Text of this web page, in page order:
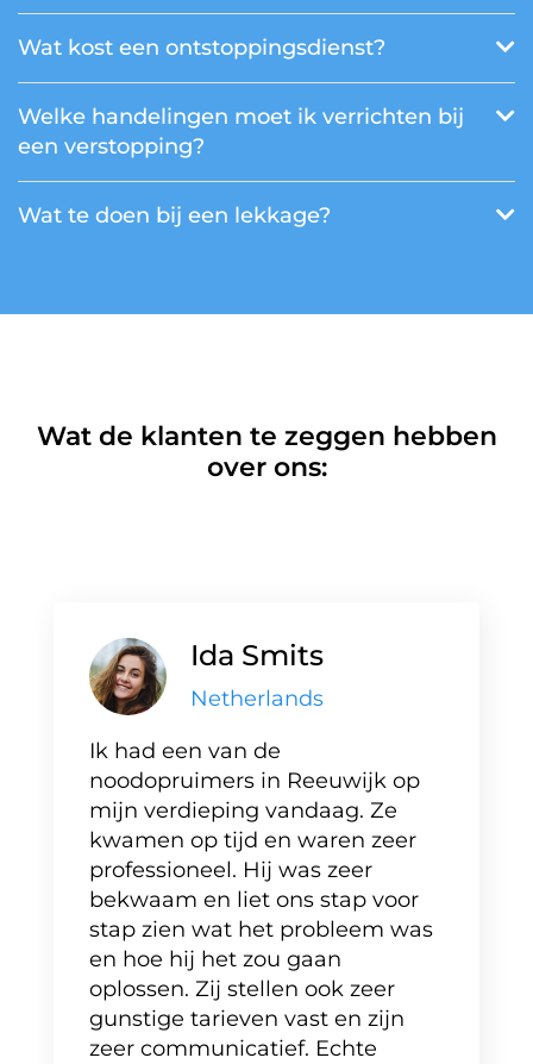
Wat kost een ontstoppingsdienst?
Welke handelingen moet ik verrichten bij
een verstopping?
Wat te doen bij een lekkage?
Wat de klanten te zeggen hebben
over ons:
Ida Smits
Netherlands
Ik had een van de
noodopruimers in Reeuwijk op
mijn verdieping vandaag. Ze
kwamen op tijd en waren zeer
professioneel. Hij was zeer
bekwaam en liet ons stap voor
stap zien wat het probleem was
en hoe hij het zou gaan
oplossen. Zij stellen ook zeer
gunstige tarieven vast en zijn
zeer communicatief. Echte